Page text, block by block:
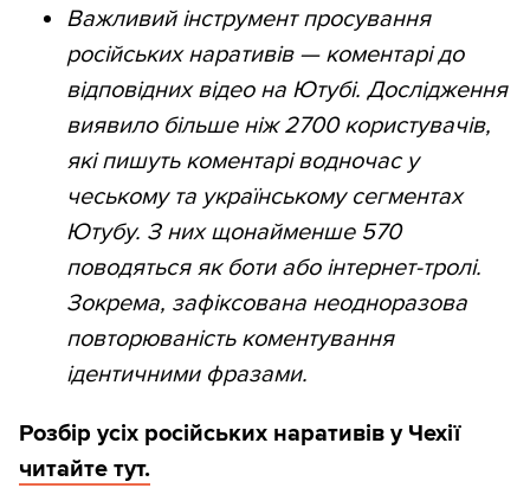
Важливий інструмент просування
російських наративів — коментарі до
відповідних відео на Ютубі. Дослідження
виявило більше ніж 2700 користувачів,
які пишуть коментарі водночас у
чеському та українському сегментах
Ютубу. З них щонайменше 570
поводяться як боти або інтернет-тролі.
Зокрема, зафіксована неодноразова
повторюваність коментування
ідентичними фразами.
Розбір усіх російських наративів у Чехії
читайте тут.